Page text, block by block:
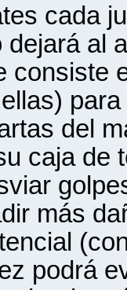
cada
dejará al
consiste
del
caja de
más
podrá